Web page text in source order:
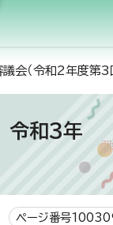
会（令和2年度第
令和3年
ページ番号